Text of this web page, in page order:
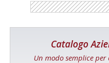
Catalogo
Un modo semplice